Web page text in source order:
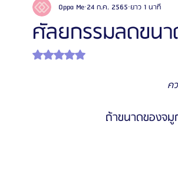
รีวิวศัลยกรรมฉีดไขมัน รีวิวศัลยกรรมดูดไขมัน
โรงพยาบาลศัลยกรรมเฟรช
ศัลยกรรมลดขน
Oppa Me 24 ก.ค. 2565 ยาว 1 นาที
ได้รับ NaN เต็ม 5 ดาว
ค
ถ้าขนาดของจ